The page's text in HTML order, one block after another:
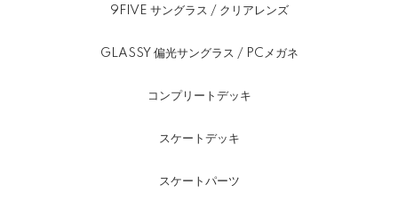
9FIVE サングラス / クリアレンズ
GLASSY 偏光サングラス / PCメガネ
コンプリートデッキ
スケートデッキ
スケートパーツ